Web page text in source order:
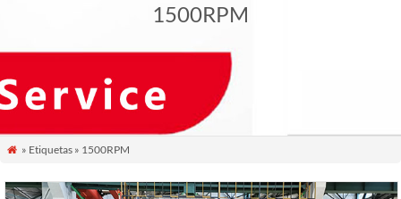
1500RPM
 » Etiquetas » 1500RPM